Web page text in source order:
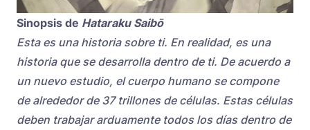
Sinopsis de Hataraku Saibō
Esta es una historia sobre ti. En realidad, es una
historia que se desarrolla dentro de ti. De acuerdo a
un nuevo estudio, el cuerpo humano se compone
de alrededor de 37 trillones de células. Estas células
deben trabajar arduamente todos los días dentro de